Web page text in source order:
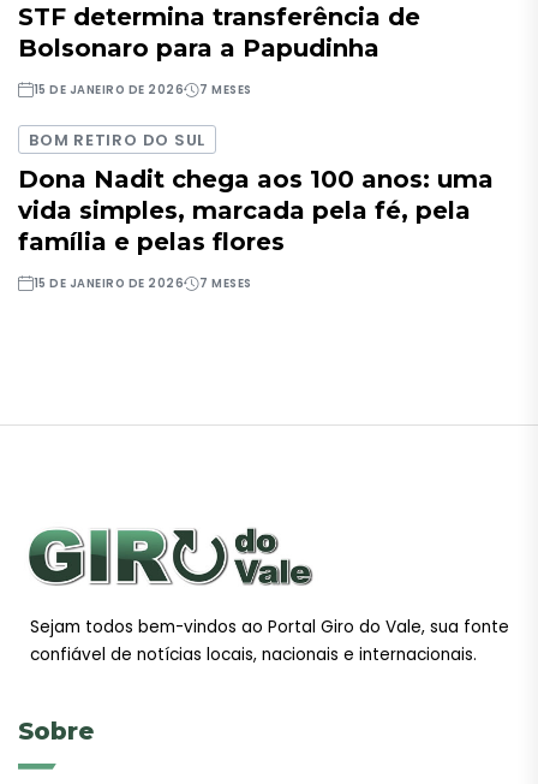
STF determina transferência de
Bolsonaro para a Papudinha
15 DE JANEIRO DE 2026 7 MESES
BOM RETIRO DO SUL
Dona Nadit chega aos 100 anos: uma
vida simples, marcada pela fé, pela
família e pelas flores
15 DE JANEIRO DE 2026 7 MESES
Sejam todos bem-vindos ao Portal Giro do Vale, sua fonte
confiável de notícias locais, nacionais e internacionais.
Sobre